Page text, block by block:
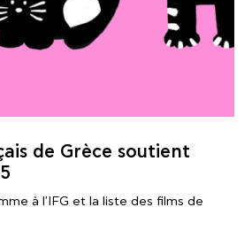
de Grèce soutient
à l'IFG et la liste des films de